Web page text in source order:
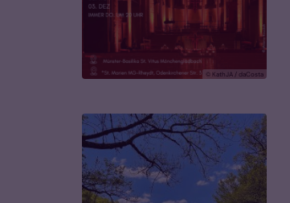
© KathJA / daCosta